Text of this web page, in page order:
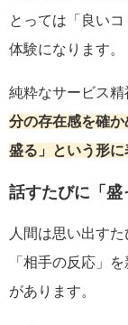
とっては「良い
体験になります。
純粋なサービス精
分の存在感を確
盛る」という形に
話すたびに「
人間は思い出す
「相手の反応」
があります。